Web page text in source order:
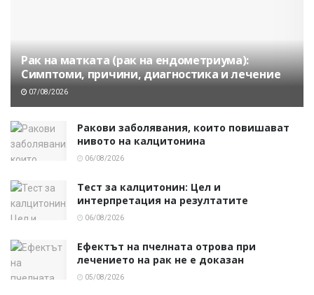
Рак на матката (рак на ендометриума):
Симптоми, причини, диагностика и лечение
07/08/2026
Ракови заболявания, които повишават
нивото на калцитонина
06/08/2026
Тест за калцитонин: Цел и
интерпретация на резултатите
06/08/2026
Ефектът на пчелната отрова при
лечението на рак не е доказан
05/08/2026